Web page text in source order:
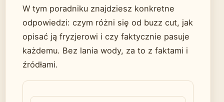
W tym poradniku znajdziesz konkretne
odpowiedzi: czym różni się od buzz cut, jak
opisać ją fryzjerowi i czy faktycznie pasuje
każdemu. Bez lania wody, za to z faktami i
źródłami.